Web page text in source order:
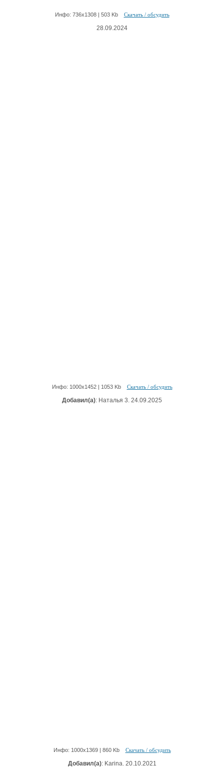
Инфо: 736х1308 | 503 Kb Скачать / обсудить
28.09.2024
Инфо: 1000х1452 | 1053 Kb Скачать / обсудить
Добавил(а): Наталья 3. 24.09.2025
Инфо: 1000х1369 | 860 Kb Скачать / обсудить
Добавил(а): Karina. 20.10.2021